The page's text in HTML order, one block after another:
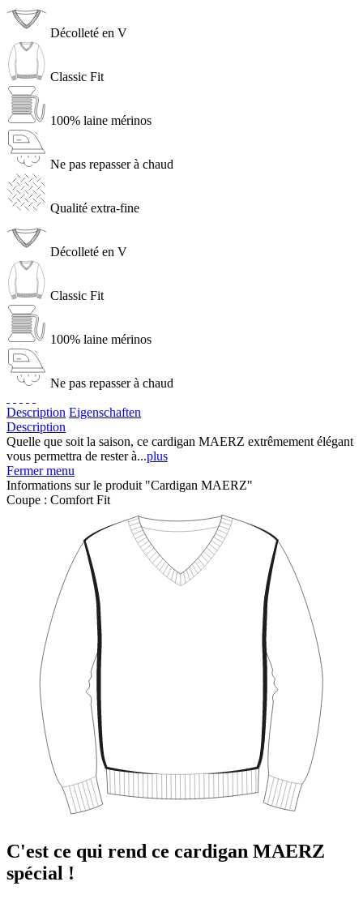
Décolleté en V
Classic Fit
100% laine mérinos
Ne pas repasser à chaud
Qualité extra-fine
Décolleté en V
Classic Fit
100% laine mérinos
Ne pas repasser à chaud
Description Eigenschaften
Description
Quelle que soit la saison, ce cardigan MAERZ extrêmement élégant
vous permettra de rester à...plus
Fermer menu
Informations sur le produit "Cardigan MAERZ"
Coupe : Comfort Fit
C'est ce qui rend ce cardigan MAERZ
spécial !